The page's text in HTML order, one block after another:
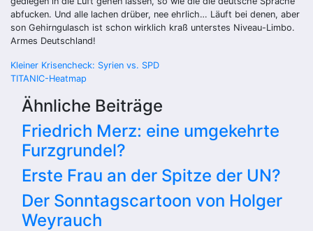
abfucken. Und alle lachen drüber, nee ehrlich… Läuft bei denen, aber
son Gehirngulasch ist schon wirklich kraß unterstes Niveau-Limbo.
Armes Deutschland!
Beitragsnavigation
Kleiner Krisencheck: Syrien vs. SPD
TITANIC-Heatmap
Ähnliche Beiträge
Friedrich Merz: eine umgekehrte
Furzgrundel?
Erste Frau an der Spitze der UN?
Der Sonntagscartoon von Holger
Weyrauch